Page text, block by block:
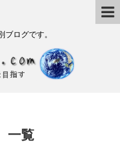
ログです。
一覧